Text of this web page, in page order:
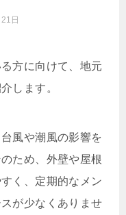
日
方に向けて、地元
します。
風や潮風の影響を
ため、外壁や屋根
く、定期的なメン
が少なくありませ